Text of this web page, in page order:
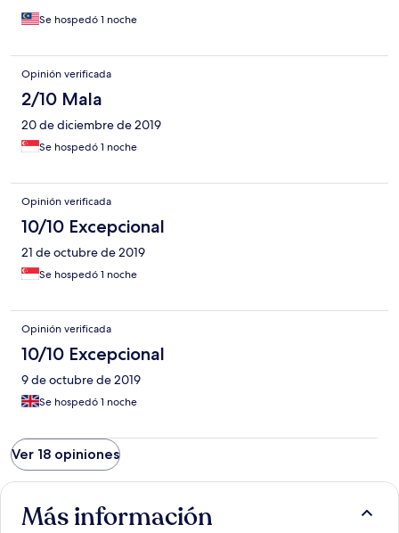
Se hospedó 1 noche
Opinión verificada
2/10 Mala
20 de diciembre de 2019
Se hospedó 1 noche
Opinión verificada
10/10 Excepcional
21 de octubre de 2019
Se hospedó 1 noche
Opinión verificada
10/10 Excepcional
9 de octubre de 2019
Se hospedó 1 noche
Ver 18 opiniones
Más información